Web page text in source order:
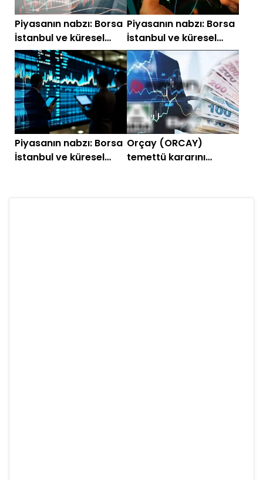
Piyasanın nabzı: Borsa
İstanbul ve küresel
piyasalarda gün
başlarken (28 Nisan
2026)
Piyasanın nabzı: Borsa
İstanbul ve küresel
piyasalarda gün
başlarken (27 Nisan
2026)
Piyasanın nabzı: Borsa
İstanbul ve küresel
2026)
Orçay (ORCAY)
temettü kararını